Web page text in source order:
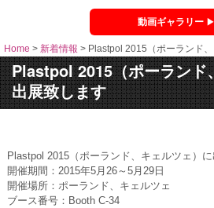
動画ギャラリー
Home > 新着情報 > Plastpol 2015（ポーランド
Plastpol 2015（ポーランド
出展致します
Plastpol 2015（ポーランド、キェルツェ）に
開催期間：2015年5月26～5月29日
開催場所：ポーランド、キェルツェ
ブース番号：Booth C-34